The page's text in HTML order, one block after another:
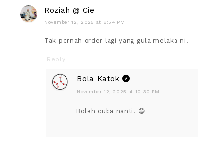
Roziah @ Cie
November 12, 2025 at 8:54 PM
Tak pernah order lagi yang gula melaka ni.
Reply
Bola Katok
November 12, 2025 at 10:30 PM
Boleh cuba nanti. 😄